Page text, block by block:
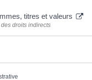
titres et valeurs
droits indirects